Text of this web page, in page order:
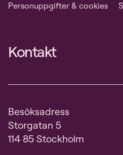
Personuppgifter & cookies
Kontakt
Besöksadress
Storgatan 5
114 85 Stockholm